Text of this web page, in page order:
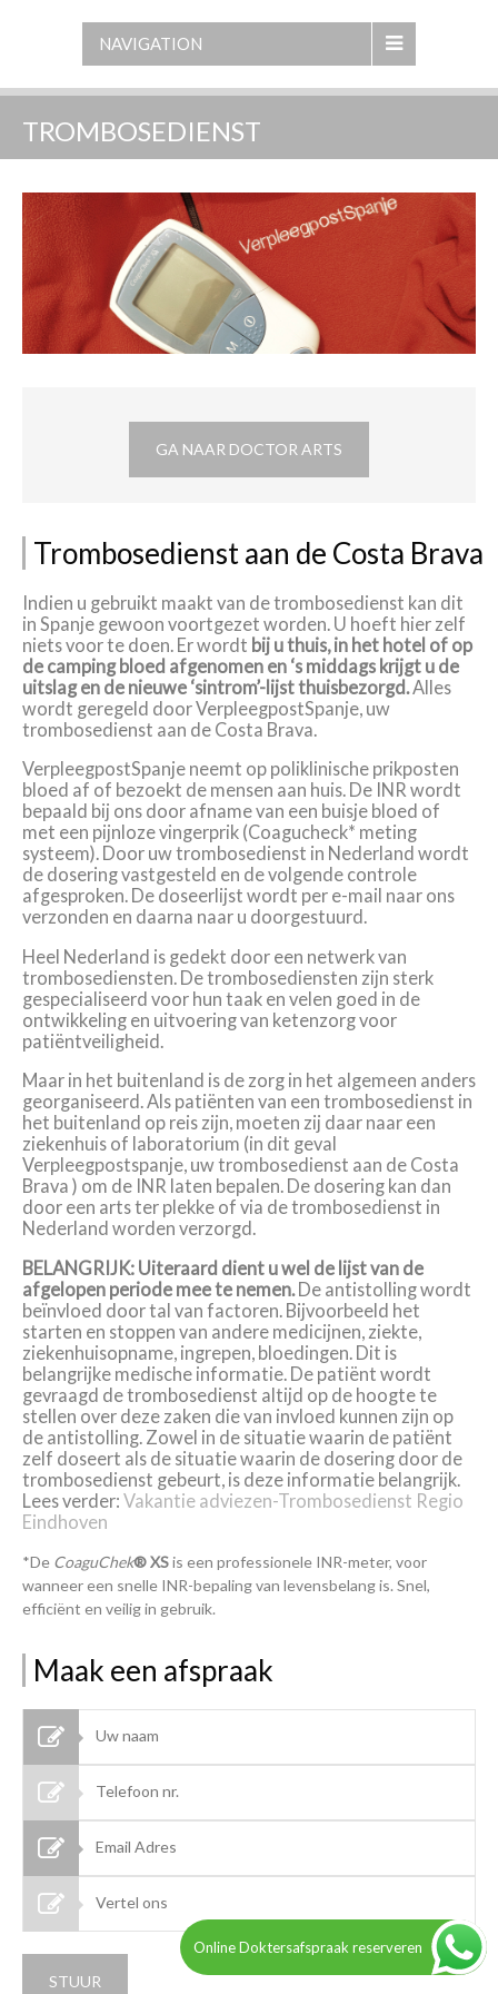
NAVIGATION
TROMBOSEDIENST
GA NAAR DOCTOR ARTS
Trombosedienst aan de Costa Brava
Indien u gebruikt maakt van de trombosedienst kan dit
in Spanje gewoon voortgezet worden. U hoeft hier zelf
niets voor te doen. Er wordt bij u thuis, in het hotel of op
de camping bloed afgenomen en ‘s middags krijgt u de
uitslag en de nieuwe ‘sintrom’-lijst thuisbezorgd.Alles
wordt geregeld door VerpleegpostSpanje, uw
trombosedienst aan de Costa Brava.
VerpleegpostSpanje neemt op poliklinische prikposten
bloed af of bezoekt de mensen aan huis. De INR wordt
bepaald bij ons door afname van een buisje bloed of
met een pijnloze vingerprik (Coagucheck* meting
systeem). Door uw trombosedienst in Nederland wordt
de dosering vastgesteld en de volgende controle
afgesproken. De doseerlijst wordt per e-mail naar ons
verzonden en daarna naar u doorgestuurd.
Heel Nederland is gedekt door een netwerk van
trombosediensten. De trombosediensten zijn sterk
gespecialiseerd voor hun taak en velen goed in de
ontwikkeling en uitvoering van ketenzorg voor
patiëntveiligheid.
Maar in het buitenland is de zorg in het algemeen anders
georganiseerd. Als patiënten van een trombosedienst in
het buitenland op reis zijn, moeten zij daar naar een
ziekenhuis of laboratorium (in dit geval
Verpleegpostspanje, uw trombosedienst aan de Costa
Brava ) om de INR laten bepalen. De dosering kan dan
door een arts ter plekke of via de trombosedienst in
Nederland worden verzorgd.
BELANGRIJK: Uiteraard dient u wel de lijst van de
afgelopen periode mee te nemen. De antistolling wordt
beïnvloed door tal van factoren. Bijvoorbeeld het
starten en stoppen van andere medicijnen, ziekte,
ziekenhuisopname, ingrepen, bloedingen. Dit is
belangrijke medische informatie. De patiënt wordt
gevraagd de trombosedienst altijd op de hoogte te
stellen over deze zaken die van invloed kunnen zijn op
de antistolling. Zowel in de situatie waarin de patiënt
zelf doseert als de situatie waarin de dosering door de
trombosedienst gebeurt, is deze informatie belangrijk.
Lees verder: Vakantie adviezen-Trombosedienst Regio
Eindhoven
*De CoaguChek® XSis een professionele INR-meter, voor
wanneer een snelle INR-bepaling van levensbelang is. Snel,
efficiënt en veilig in gebruik.
Maak een afspraak
Online Doktersafspraak reserveren